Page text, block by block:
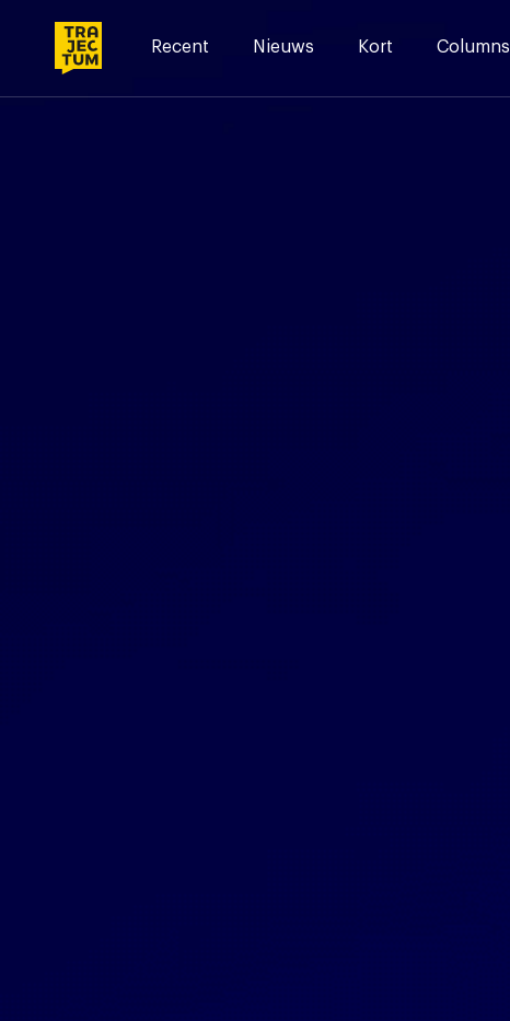
Recent Nieuws Kort Columns